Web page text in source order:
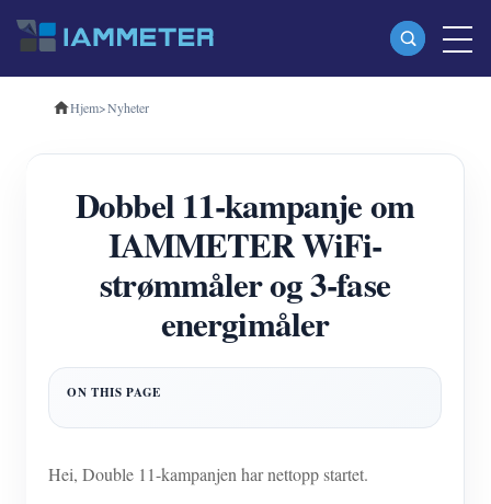
Produkter
Trefase Wi-Fi energimåler (WEM3080T)
Trefase Wi-Fi energimåler (WEM3046T)
Trefase Wi-Fi energimåler (WEM3050T)
WiFi Power Controller
IAMMETER Cloud Pro
Hjem>Nyheter
Dobbel 11-kampanje om
IAMMETER WiFi-
strømmåler og 3-fase
energimåler
Hei, Double 11-kampanjen har nettopp startet.